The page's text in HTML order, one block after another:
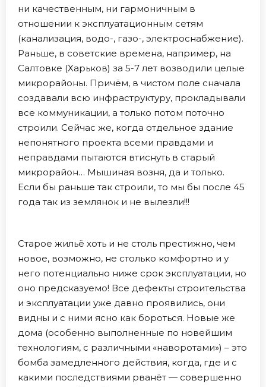
ни качественным, ни гармоничным в
отношении к эксплуатационным сетям
(канализация, водо-, газо-, электроснабжение).
Раньше, в советские времена, например, на
Салтовке (Харьков) за 5-7 лет возводили целые
микрорайоны. Причём, в чистом поле сначала
создавали всю инфраструктуру, прокладывали
все коммуникации, а только потом поточно
строили. Сейчас же, когда отдельное здание
непонятного проекта всеми правдами и
неправдами пытаются втиснуть в старый
микрорайон… Мышиная возня, да и только.
Если бы раньше так строили, то мы бы после 45
года так из землянок и не вылезли!!!
Старое жильё хоть и не столь престижно, чем
новое, возможно, не столько комфортно и у
него потенциально ниже срок эксплуатации, но
оно предсказуемо! Все дефекты строительства
и эксплуатации уже давно проявились, они
видны и с ними ясно как бороться. Новые же
дома (особенно выполненные по новейшим
технологиям, с различными «наворотами») – это
бомба замедленного действия, когда, где и с
какими последствиями рванёт — совершенно